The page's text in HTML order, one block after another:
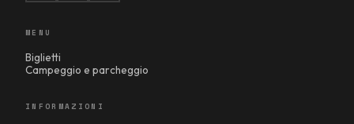
MENU
Biglietti
Campeggio e parcheggio
INFORMAZIONI